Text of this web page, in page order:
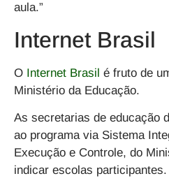
aula.”
Internet Brasil
O Internet Brasil é fruto de
Ministério da Educação.
As secretarias de educação
ao programa via Sistema
Execução e Controle, do
indicar escolas participantes.